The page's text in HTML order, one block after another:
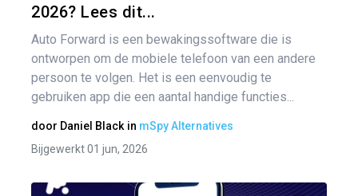
2026? Lees dit...
Auto Forward is een bewakingssoftware die is
ontworpen om de mobiele telefoon van een andere
persoon te volgen. Het is een eenvoudig te
gebruiken app die een aantal handige functies...
door Daniel Black in mSpy Alternatives
Bijgewerkt 01 jun, 2026